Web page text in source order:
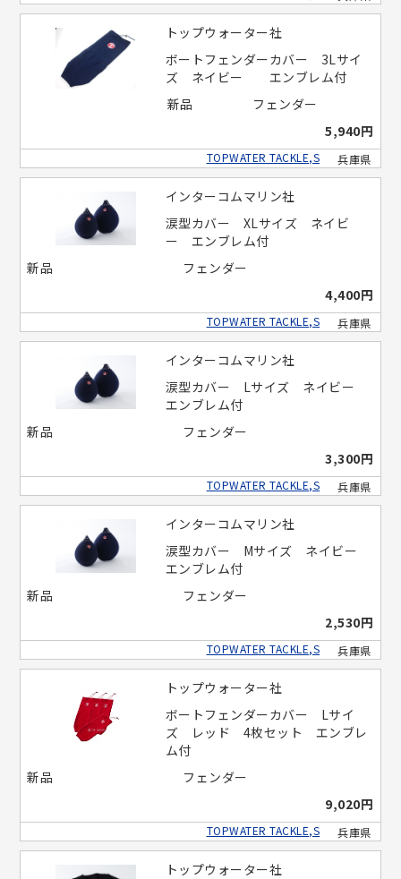
トップウォーター社
ボートフェンダーカバー 3Lサイ
ズ ネイビー エンブレム付
新品
フェンダー
5,940円
兵庫県
TOPWATER TACKLE,S
インターコムマリン社
涙型カバー XLサイズ ネイビ
ー エンブレム付
新品
フェンダー
4,400円
兵庫県
TOPWATER TACKLE,S
インターコムマリン社
涙型カバー Lサイズ ネイビー
エンブレム付
新品
フェンダー
3,300円
兵庫県
TOPWATER TACKLE,S
インターコムマリン社
涙型カバー Mサイズ ネイビー
エンブレム付
新品
フェンダー
2,530円
兵庫県
TOPWATER TACKLE,S
トップウォーター社
ボートフェンダーカバー Lサイ
ズ レッド 4枚セット エンブレ
ム付
新品
フェンダー
9,020円
兵庫県
TOPWATER TACKLE,S
トップウォーター社